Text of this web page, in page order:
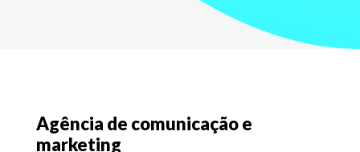
Agência de comunicação e
marketing